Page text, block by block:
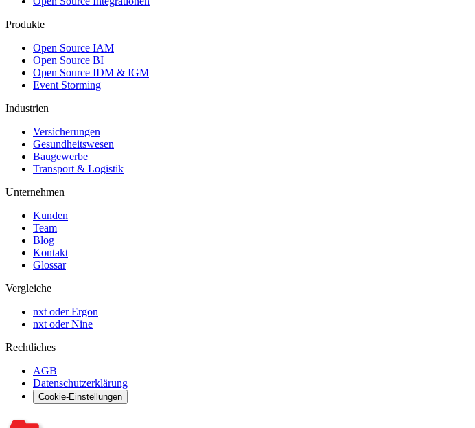
Produkte
Open Source IAM
Open Source BI
Open Source IDM & IGM
Event Storming
Industrien
Versicherungen
Gesundheitswesen
Baugewerbe
Transport & Logistik
Unternehmen
Kunden
Team
Blog
Kontakt
Glossar
Vergleiche
nxt oder Ergon
nxt oder Nine
Rechtliches
AGB
Datenschutzerklärung
Cookie-Einstellungen